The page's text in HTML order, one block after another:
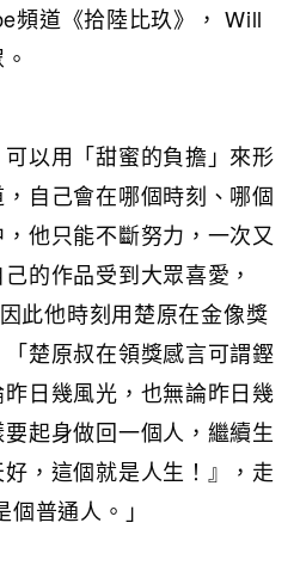
頻道《拾陸比玖》， Will
以用「甜蜜的負擔」來形
自己會在哪個時刻、哪個
他只能不斷努力，一次又
的作品受到大眾喜愛，
此他時刻用楚原在金像獎
楚原叔在領獎感言可謂鏗
日幾風光，也無論昨日幾
起身做回一個人，繼續生
，這個就是人生！』，走
普通人。」